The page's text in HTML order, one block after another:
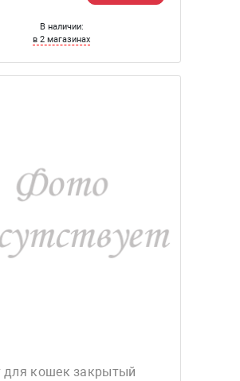
В наличии:
в 2 магазинах
для кошек закрытый